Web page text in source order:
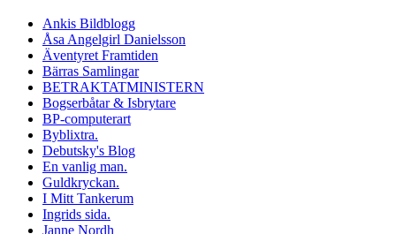
Ankis Bildblogg
Åsa Angelgirl Danielsson
Äventyret Framtiden
Bärras Samlingar
BETRAKTATMINISTERN
Bogserbåtar & Isbrytare
BP-computerart
Byblixtra.
Debutsky's Blog
En vanlig man.
Guldkryckan.
I Mitt Tankerum
Ingrids sida.
Janne Nordh